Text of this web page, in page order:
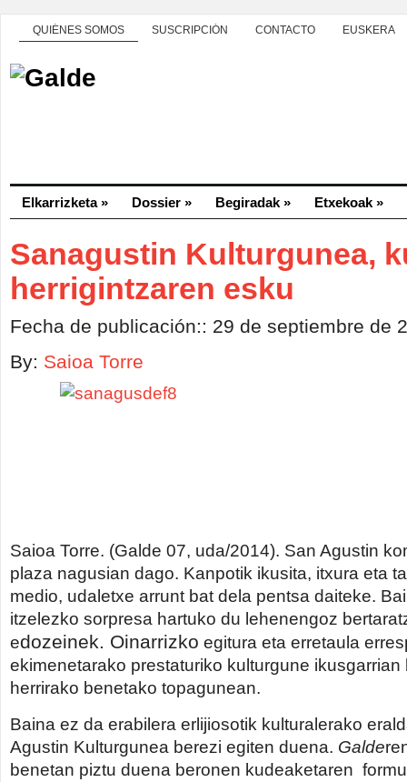
QUIÉNES SOMOS SUSCRIPCIÓN CONTACTO EUSKERA
Elkarrizketa» Dossier » Begiradak » Etxekoak »
Sanagustin Kulturgunea,
herrigintzaren esku
Fecha de publicación:: 29 de septiembre de
By: Saioa Torre
Saioa Torre. (Galde 07, uda/2014). San Agustin
plaza nagusian dago. Kanpotik ikusita, itxura eta
medio, udaletxe arrunt bat dela pentsa daiteke.
itzelezko sorpresa hartuko du lehenengoz
edozeinek. Oinarrizko egitura eta erretaula
ekimenetarako prestaturiko kulturgune ikusgarrian
herrirako benetako topagunean.
Baina ez da erabilera erlijiosotik kulturalerako
Agustin Kulturgunea berezi egiten duena. Galde
benetan piztu duena beronen kudeaketaren